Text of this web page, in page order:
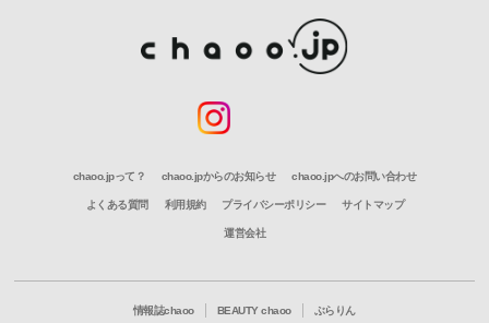
chaoo.jpって？ chaoo.jpからのお知らせ chaoo.jpへのお問い合わせ
よくある質問 利用規約 プライバシーポリシー サイトマップ
運営会社
情報誌chaoo BEAUTY chaoo ぶらりん